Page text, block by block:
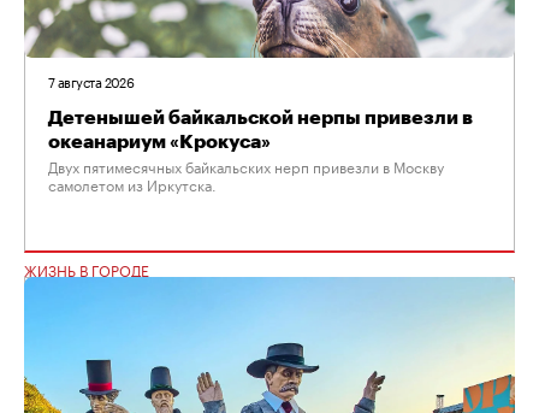
7 августа 2026
Детенышей байкальской нерпы привезли в
океанариум «Крокуса»
Двух пятимесячных байкальских нерп привезли в Москву
самолетом из Иркутска.
ЖИЗНЬ В ГОРОДЕ